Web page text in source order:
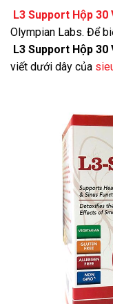
L3 Support Hộp 30
Olympian Labs. Để
L3 Support Hộp 30
viết dưới dây của